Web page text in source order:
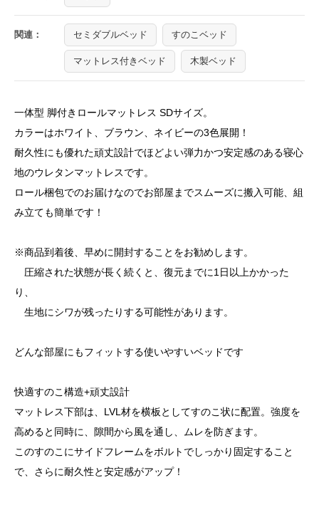
関連： セミダブルベッド すのこベッド
マットレス付きベッド 木製ベッド
一体型 脚付きロールマットレス SDサイズ。
カラーはホワイト、ブラウン、ネイビーの3色展開！
耐久性にも優れた頑丈設計でほどよい弾力かつ安定感のある寝心
地のウレタンマットレスです。
ロール梱包でのお届けなのでお部屋までスムーズに搬入可能、組
み立ても簡単です！
※商品到着後、早めに開封することをお勧めします。
圧縮された状態が長く続くと、復元までに1日以上かかった
り、
生地にシワが残ったりする可能性があります。
どんな部屋にもフィットする使いやすいベッドです
快適すのこ構造+頑丈設計
マットレス下部は、LVL材を横板としてすのこ状に配置。強度を
高めると同時に、隙間から風を通し、ムレを防ぎます。
このすのこにサイドフレームをボルトでしっかり固定すること
で、さらに耐久性と安定感がアップ！